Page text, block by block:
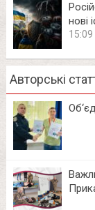
нові
15:09
Авторські